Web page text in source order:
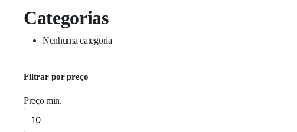
Categorias
Nenhuma categoria
Filtrar por preço
Preço min.